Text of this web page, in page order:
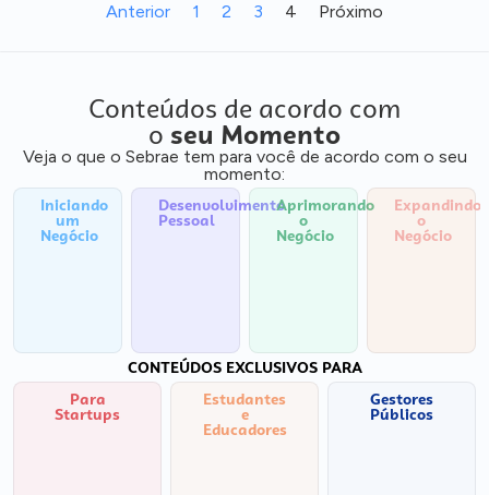
Anterior 1 2 3 4 Próximo
Conteúdos de acordo com
o seu Momento
Veja o que o Sebrae tem para você de acordo com o seu
momento:
Iniciando
um
Negócio
Desenvolvimento
Pessoal
Aprimorando
o
Negócio
Expandindo
o
Negócio
CONTEÚDOS EXCLUSIVOS PARA
Para
Startups
Estudantes
e
Educadores
Gestores
Públicos